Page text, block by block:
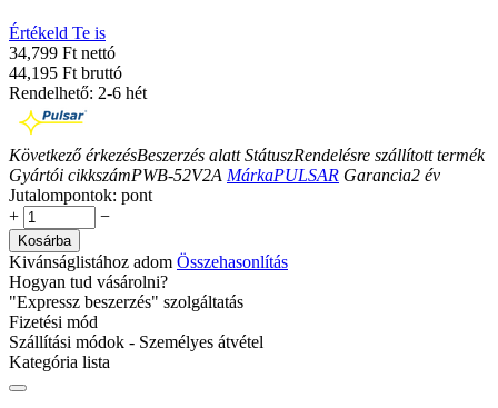
Értékeld Te is
34,799 Ft nettó
44,195 Ft bruttó
Rendelhető: 2-6 hét
Következő érkezésBeszerzés alatt StátuszRendelésre szállított termék
Gyártói cikkszámPWB-52V2A MárkaPULSAR Garancia2 év
Jutalompontok: pont
+
−
Kosárba
Kivánságlistához adom Összehasonlítás
Hogyan tud vásárolni?
"Expressz beszerzés" szolgáltatás
Fizetési mód
Szállítási módok - Személyes átvétel
Kategória lista